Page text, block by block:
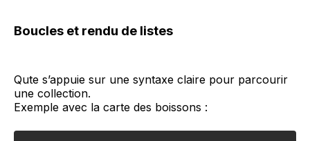
Boucles et rendu de listes
Qute s’appuie sur une syntaxe claire pour parcourir
une collection.
Exemple avec la carte des boissons :